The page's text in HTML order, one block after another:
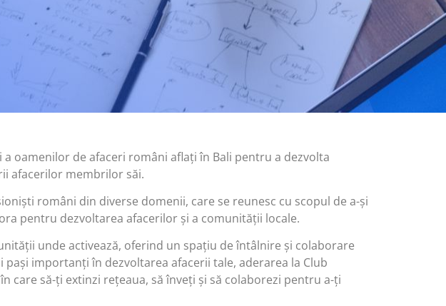
oamenilor de afaceri români aflați în Bali pentru a dezvolta
afacerilor membrilor săi.
români din diverse domenii, care se reunesc cu scopul de a-și
pentru dezvoltarea afacerilor și a comunității locale.
unde activează, oferind un spațiu de întâlnire și colaborare
importanți în dezvoltarea afacerii tale, aderarea la Club
care să-ți extinzi rețeaua, să înveți și să colaborezi pentru a-ți